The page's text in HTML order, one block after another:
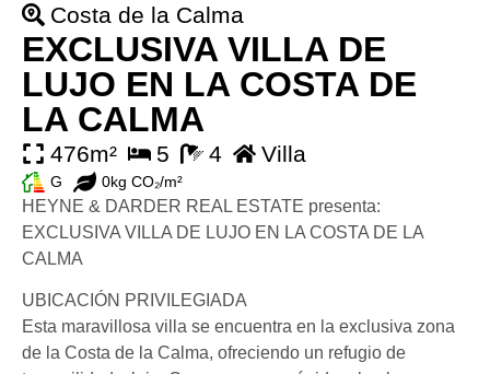
Costa de la Calma
EXCLUSIVA VILLA DE
LUJO EN LA COSTA DE
LA CALMA
476m² 5 4 Villa
G 0kg CO₂/m²
HEYNE & DARDER REAL ESTATE presenta:
EXCLUSIVA VILLA DE LUJO EN LA COSTA DE LA
CALMA
UBICACIÓN PRIVILEGIADA
Esta maravillosa villa se encuentra en la exclusiva zona
de la Costa de la Calma, ofreciendo un refugio de